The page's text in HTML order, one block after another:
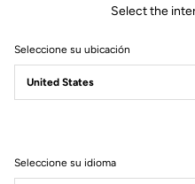
X-TRACK
Select the
Seleccione su ubicación
Seleccione su idioma